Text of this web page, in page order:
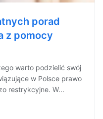
porad
z pomocy
warto podzielić swój
w Polsce prawo
restrykcyjne. W...